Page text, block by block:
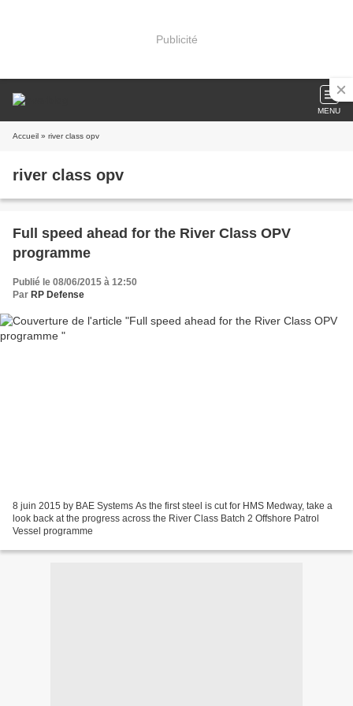
Publicité
MENU
Accueil » river class opv
river class opv
Full speed ahead for the River Class OPV
programme
Publié le 08/06/2015 à 12:50
Par RP Defense
8 juin 2015 by BAE Systems As the first steel is cut for HMS Medway, take a
look back at the progress across the River Class Batch 2 Offshore Patrol
Vessel programme